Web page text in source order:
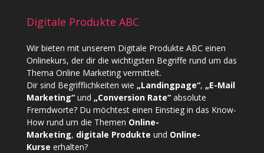
Digitale Produkte ABC
Wir bieten mit unserem Digitale Produkte ABC einen
Onlinekurs, der dir die wichtigsten Begriffe rund um das
Thema Online Marketing vermittelt.
Dir sind Begrifflichkeiten wie „Landingpage“, „E-Mail
Marketing“und „Conversion Rate“absolute
Fremdworte? Du möchtest einen Einstieg in das Know-
How rund um die Themen Online-
Marketing, digitale Produkte und Online-
Kurse erhalten?